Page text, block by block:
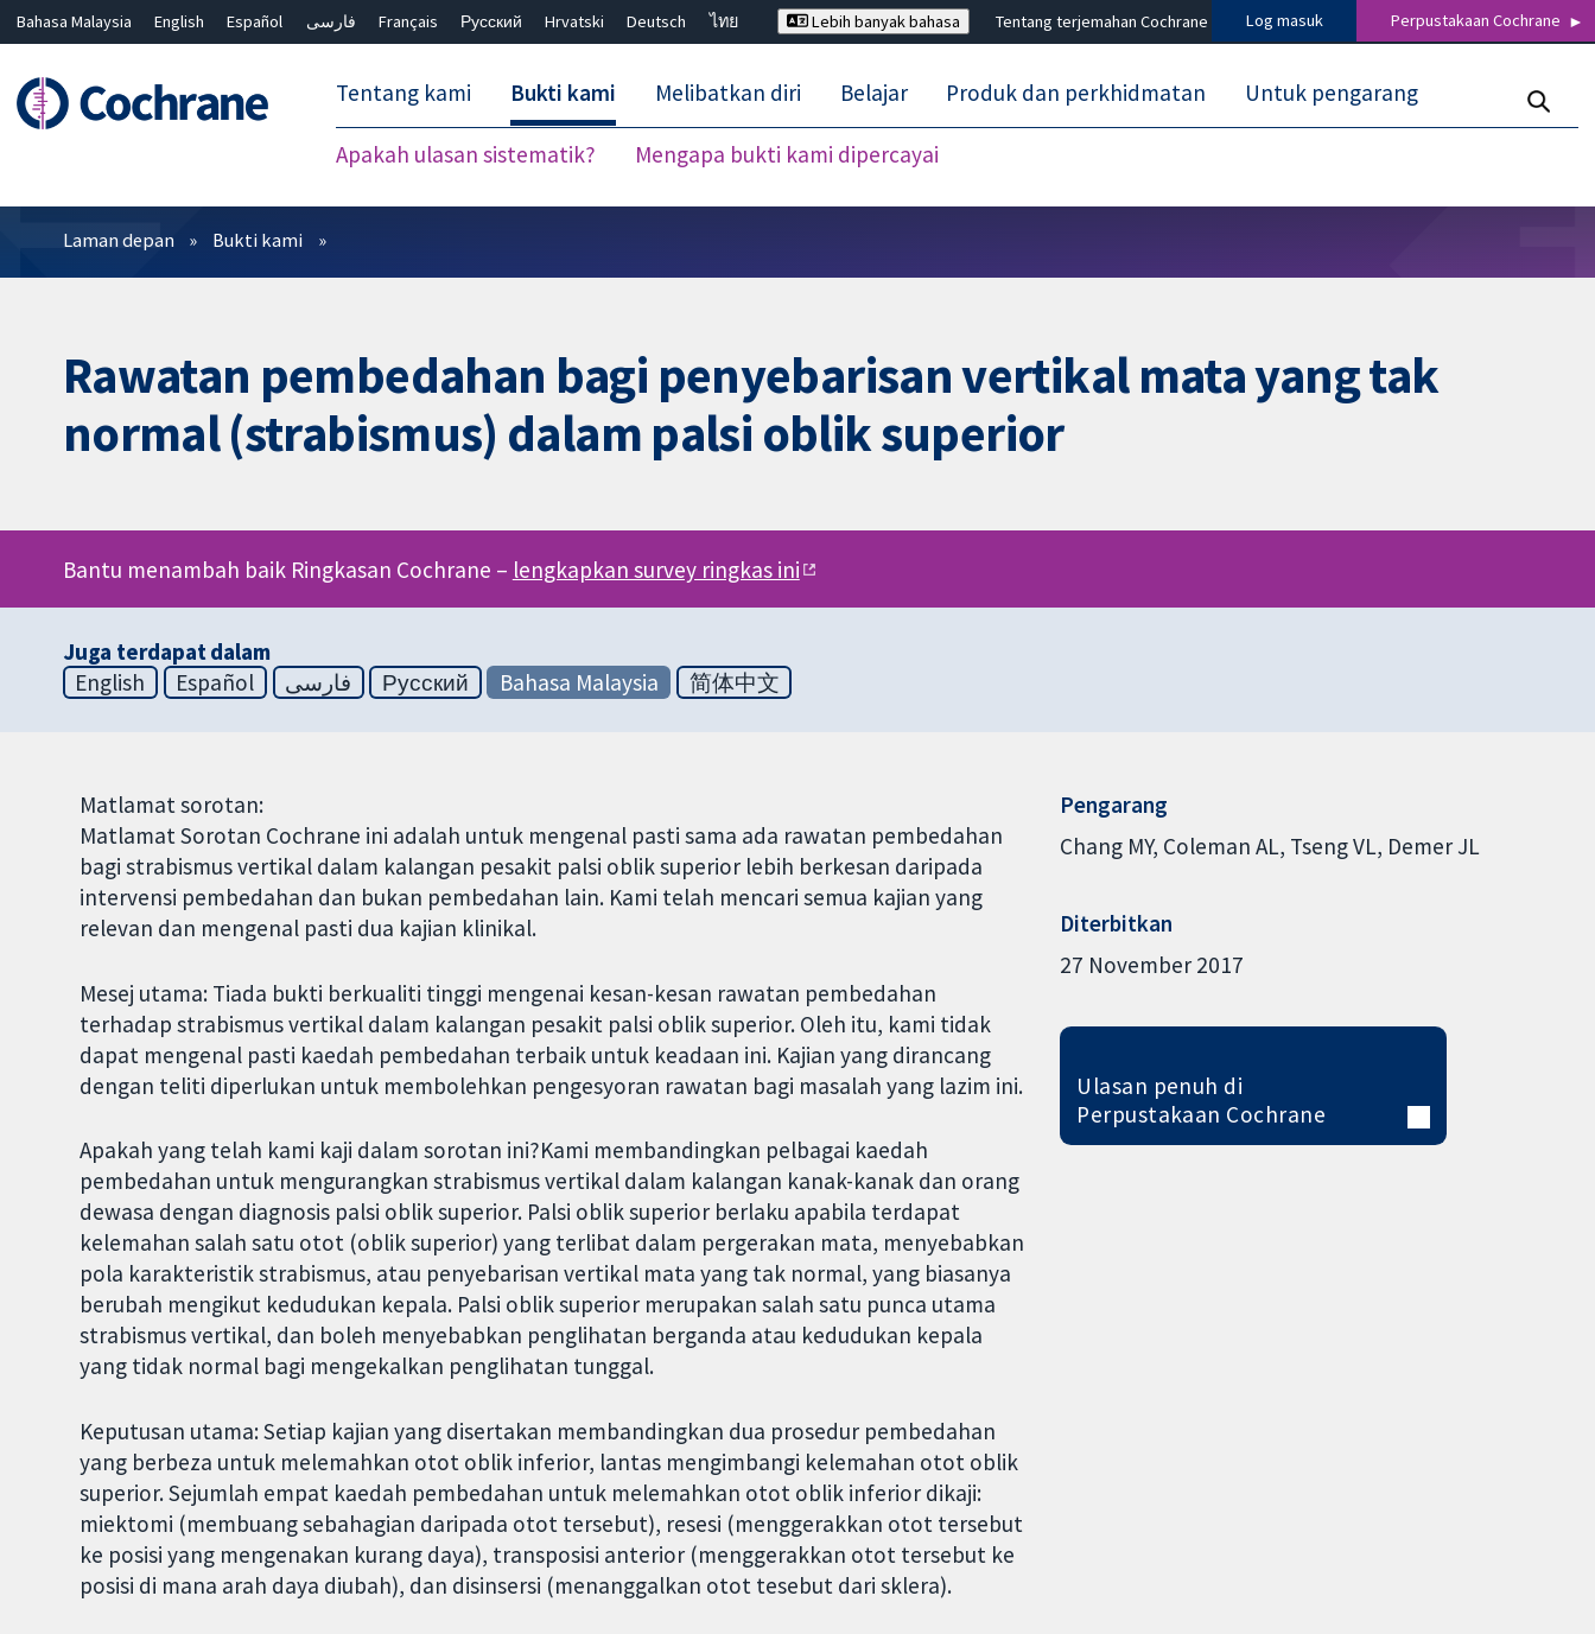
Bahasa Malaysia English Español فارسی Français Русский Hrvatski Deutsch
ไทย
Lebih banyak bahasa Tentang terjemahan Cochrane Log masuk Perpustakaan Cochrane
Tentang kami Bukti kami
Apakah ulasan sistematik? Mengapa bukti kami dipercayai
Melibatkan diri Belajar Produk dan perkhidmatan Untuk pengarang
Penapis
Laman depan Bukti kami
Rawatan pembedahan bagi penyebarisan vertikal mata yang tak
normal (strabismus) dalam palsi oblik superior
Bantu menambah baik Ringkasan Cochrane – lengkapkan survey ringkas ini
Juga terdapat dalam
English
Español فارسی Русский Bahasa Malaysia 简体中文
Matlamat sorotan:
Matlamat Sorotan Cochrane ini adalah untuk mengenal pasti sama ada rawatan pembedahan
bagi strabismus vertikal dalam kalangan pesakit palsi oblik superior lebih berkesan daripada
intervensi pembedahan dan bukan pembedahan lain. Kami telah mencari semua kajian yang
relevan dan mengenal pasti dua kajian klinikal.
Mesej utama: Tiada bukti berkualiti tinggi mengenai kesan-kesan rawatan pembedahan
terhadap strabismus vertikal dalam kalangan pesakit palsi oblik superior. Oleh itu, kami tidak
dapat mengenal pasti kaedah pembedahan terbaik untuk keadaan ini. Kajian yang dirancang
dengan teliti diperlukan untuk membolehkan pengesyoran rawatan bagi masalah yang lazim ini.
Apakah yang telah kami kaji dalam sorotan ini?Kami membandingkan pelbagai kaedah
pembedahan untuk mengurangkan strabismus vertikal dalam kalangan kanak-kanak dan orang
dewasa dengan diagnosis palsi oblik superior. Palsi oblik superior berlaku apabila terdapat
kelemahan salah satu otot (oblik superior) yang terlibat dalam pergerakan mata, menyebabkan
pola karakteristik strabismus, atau penyebarisan vertikal mata yang tak normal, yang biasanya
berubah mengikut kedudukan kepala. Palsi oblik superior merupakan salah satu punca utama
strabismus vertikal, dan boleh menyebabkan penglihatan berganda atau kedudukan kepala
yang tidak normal bagi mengekalkan penglihatan tunggal.
Keputusan utama: Setiap kajian yang disertakan membandingkan dua prosedur pembedahan
yang berbeza untuk melemahkan otot oblik inferior, lantas mengimbangi kelemahan otot oblik
superior. Sejumlah empat kaedah pembedahan untuk melemahkan otot oblik inferior dikaji:
miektomi (membuang sebahagian daripada otot tersebut), resesi (menggerakkan otot tersebut
ke posisi yang mengenakan kurang daya), transposisi anterior (menggerakkan otot tersebut ke
posisi di mana arah daya diubah), dan disinsersi (menanggalkan otot tesebut dari sklera).
Pengarang
Chang MY Coleman AL Tseng VL Demer JL
Diterbitkan
27 November 2017
Ulasan penuh di
Perpustakaan Cochrane